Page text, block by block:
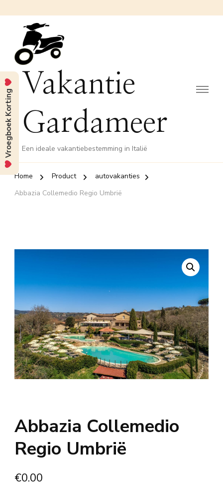
Vakantie
Gardameer
Een ideale vakantiebestemming in Italië
Home Product
autovakanties
Abbazia Collemedio Regio Umbrië
Abbazia Collemedio
Regio Umbrië
€0.00
Vroegboek Korting